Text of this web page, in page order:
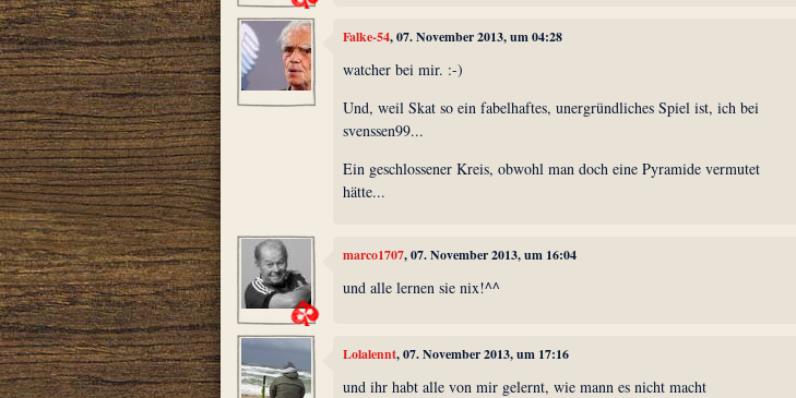
Falke-54, 07. November 2013, um 04:28
watcher bei mir. :-)
Und, weil Skat so ein fabelhaftes, unergründliches Spiel ist, ich bei
svenssen99...
Ein geschlossener Kreis, obwohl man doch eine Pyramide vermutet
hätte...
marco1707, 07. November 2013, um 16:04
und alle lernen sie nix!^^
Lolalennt, 07. November 2013, um 17:16
und ihr habt alle von mir gelernt, wie mann es nicht macht